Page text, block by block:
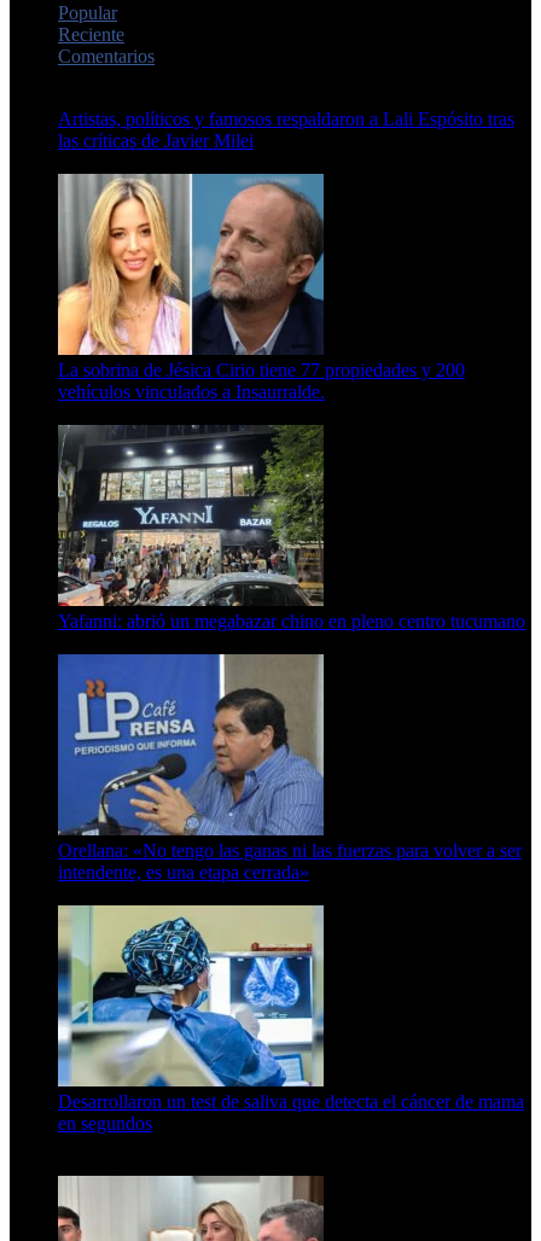
Popular
Reciente
Comentarios
Artistas, políticos y famosos respaldaron a Lali Espósito tras
las críticas de Javier Milei
La sobrina de Jésica Cirio tiene 77 propiedades y 200
vehículos vinculados a Insaurralde.
Yafanni: abrió un megabazar chino en pleno centro tucumano
Orellana: «No tengo las ganas ni las fuerzas para volver a ser
intendente, es una etapa cerrada»
Desarrollaron un test de saliva que detecta el cáncer de mama
en segundos